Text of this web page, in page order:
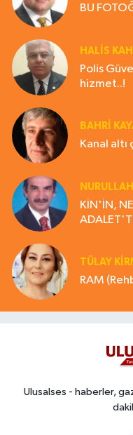
BU
HALIS
Polis
hizmet..!
BAHRI
Kanal altı
KİN'İN,
TÜLAY
Ulusalses - haberler,